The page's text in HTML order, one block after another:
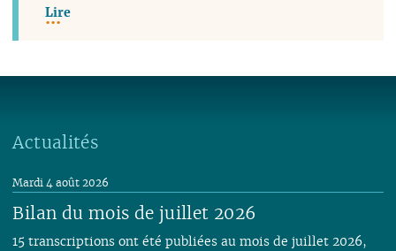
Lire
Actualités
Bilan du mois de juillet 2026
Mardi 4 août 2026
15 transcriptions ont été publiées au mois de juillet 2026,